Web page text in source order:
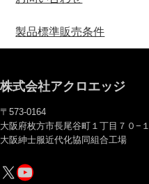
製品標準販売条件
株式会社アクロエッジ
〒573-0164
大阪府枚方市長尾谷町１丁目７０−１
大阪紳士服近代化協同組合工場
X YouTube